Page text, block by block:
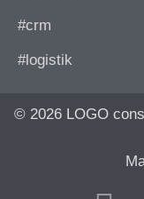
#crm
#logistik
© 2026 LOGO